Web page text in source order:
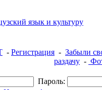
- Регистрация - Забыли
раздачу -
Пароль: